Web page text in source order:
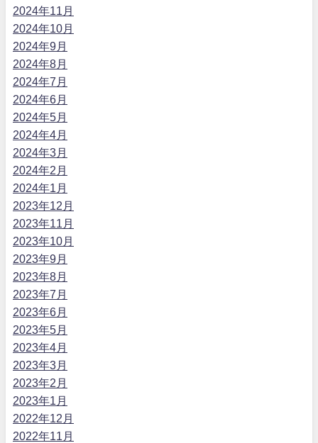
2024年11月
2024年10月
2024年9月
2024年8月
2024年7月
2024年6月
2024年5月
2024年4月
2024年3月
2024年2月
2024年1月
2023年12月
2023年11月
2023年10月
2023年9月
2023年8月
2023年7月
2023年6月
2023年5月
2023年4月
2023年3月
2023年2月
2023年1月
2022年12月
2022年11月